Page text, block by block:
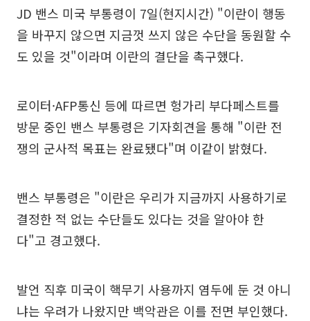
JD 밴스 미국 부통령이 7일(현지시간) "이란이 행동
을 바꾸지 않으면 지금껏 쓰지 않은 수단을 동원할 수
도 있을 것"이라며 이란의 결단을 촉구했다.
로이터·AFP통신 등에 따르면 헝가리 부다페스트를
방문 중인 밴스 부통령은 기자회견을 통해 "이란 전
쟁의 군사적 목표는 완료됐다"며 이같이 밝혔다.
밴스 부통령은 "이란은 우리가 지금까지 사용하기로
결정한 적 없는 수단들도 있다는 것을 알아야 한
다"고 경고했다.
발언 직후 미국이 핵무기 사용까지 염두에 둔 것 아니
냐는 우려가 나왔지만 백악관은 이를 전면 부인했다.